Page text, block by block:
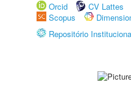
Orcid
CV Lattes
Scopus
Repositório